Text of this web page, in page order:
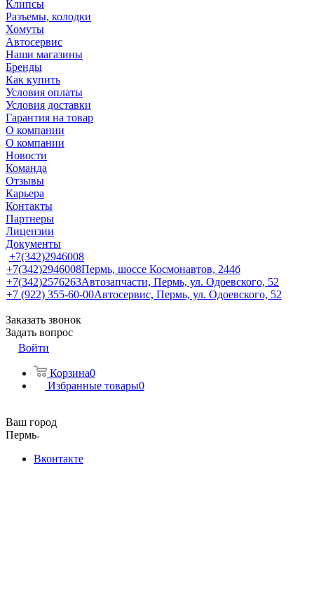
Клипсы
Разъемы, колодки
Хомуты
Автосервис
Наши магазины
Бренды
Как купить
Условия оплаты
Условия доставки
Гарантия на товар
О компании
О компании
Новости
Команда
Отзывы
Карьера
Контакты
Партнеры
Лицензии
Документы
+7(342)2946008
+7(342)2946008Пермь, шоссе Космонавтов, 244б
+7(342)2576263Автозапчасти, Пермь, ул. Одоевского, 52
+7 (922) 355-60-00Автосервис, Пермь, ул. Одоевского, 52
Заказать звонок
Задать вопрос
Войти
Корзина0
Избранные товары0
Ваш город
Пермь
Вконтакте